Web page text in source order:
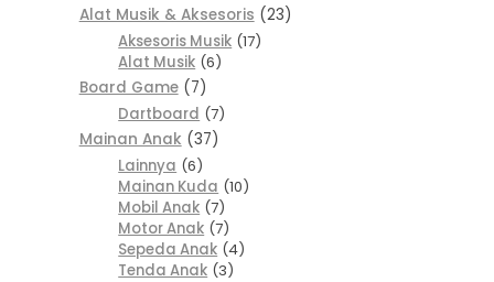
Alat Musik & Aksesoris
23
Aksesoris Musik 17
Alat Musik 6
Board Game
7
Dartboard 7
Mainan Anak
37
Lainnya 6
Mainan Kuda 10
Mobil Anak 7
Motor Anak 7
Sepeda Anak 4
Tenda Anak 3